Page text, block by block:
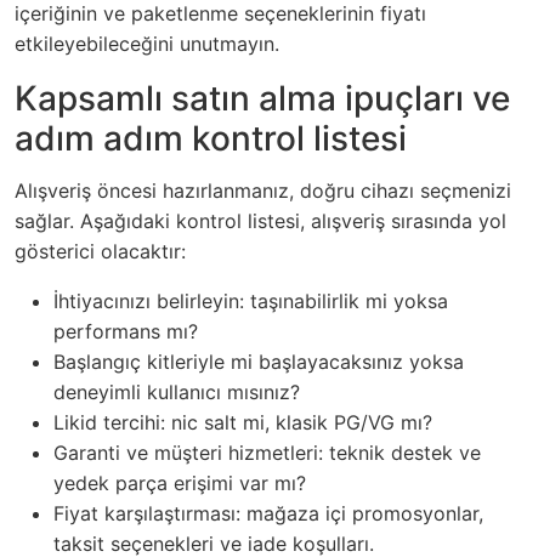
içeriğinin ve paketlenme seçeneklerinin fiyatı
etkileyebileceğini unutmayın.
Kapsamlı satın alma ipuçları ve
adım adım kontrol listesi
Alışveriş öncesi hazırlanmanız, doğru cihazı seçmenizi
sağlar. Aşağıdaki kontrol listesi, alışveriş sırasında yol
gösterici olacaktır:
İhtiyacınızı belirleyin: taşınabilirlik mi yoksa
performans mı?
Başlangıç kitleriyle mi başlayacaksınız yoksa
deneyimli kullanıcı mısınız?
Likid tercihi: nic salt mi, klasik PG/VG mı?
Garanti ve müşteri hizmetleri: teknik destek ve
yedek parça erişimi var mı?
Fiyat karşılaştırması: mağaza içi promosyonlar,
taksit seçenekleri ve iade koşulları.